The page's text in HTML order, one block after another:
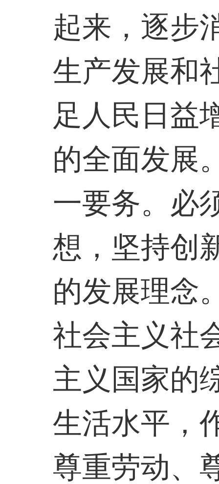
起来，逐步
生产发展和
足人民日益
的全面发展
一要务。必
想，坚持创
的发展理念
社会主义社
主义国家的
生活水平，
尊重劳动、